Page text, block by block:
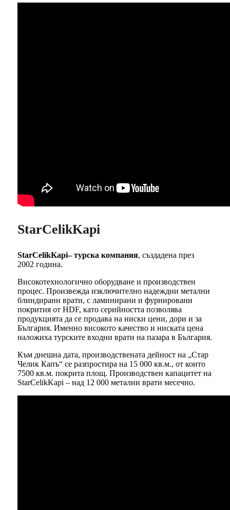
StarCelikKapi
StarCelikKapi– турска компания, създадена през
2002 година.
Високотехнологично оборудване и производствен
процес. Произвежда изключително надеждни метални
блиндирани врати, с ламинирани и фурнировани
покрития от HDF, като серийността позволява
продукцията да се продава на ниски цени, дори и за
България. Именно високото качество и ниската цена
наложиха турските входни врати на пазара в България.
Към днешна дата, производствената дейност на „Стар
Челик Капъ“ се разпростира на 15 000 кв.м., от които
7500 кв.м. покрита площ. Производствен капацитет на
StarCelikKapi – над 12 000 метални врати месечно.